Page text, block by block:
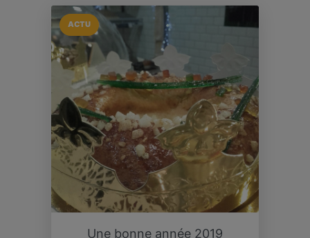
ACTU
Une bonne année 2019